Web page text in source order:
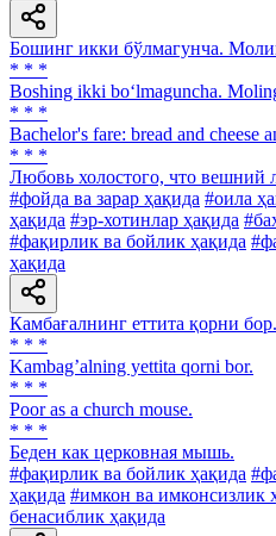
Бошинг икки бўлмагунча.
* * *
Boshing ikki bo‘lmaguncha.
* * *
Bachelor's fare: bread and cheese
* * *
Любовь холостого, что вешний
#фойда ва зарар ҳақида #оила
ҳақида #эр-хотинлар ҳақида
#фақирлик ва бойлик ҳақида
ҳақида
Камбағалнинг еттита қорни бор.
* * *
Kambagʼalning yettita qorni bor.
* * *
Poor as a church mouse.
* * *
Беден как церковная мышь.
#фақирлик ва бойлик ҳақида
ҳақида #имкон ва имконсизлик
бенасиблик ҳақида